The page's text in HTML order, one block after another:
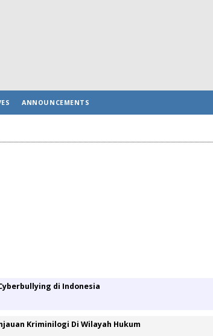
ANNOUNCEMENTS
di Indonesia
Kriminilogi Di Wilayah Hukum